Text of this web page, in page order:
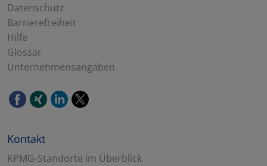
Datenschutz
Barrierefreiheit
Hilfe
Glossar
Unternehmensangaben
Kontakt
KPMG-Standorte im Überblick